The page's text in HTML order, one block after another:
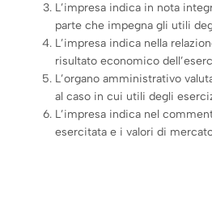
L’impresa indica in nota
parte che impegna gli utili
L’impresa indica nella
risultato economico
L’organo amministrativo
al caso in cui utili degli
L’impresa indica nel
esercitata e i valori di